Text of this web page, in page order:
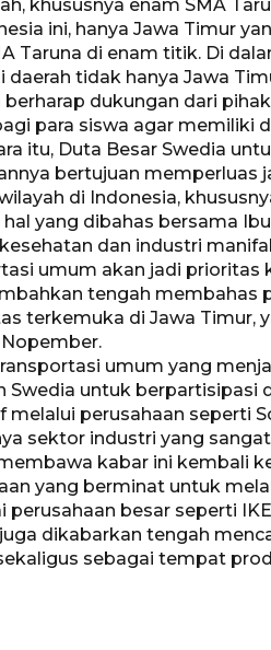
khususnya enam SMA
ini, hanya Jawa Timur
Taruna di enam titik. Di
daerah tidak hanya Jawa
berharap dukungan dari
para siswa agar memiliki
itu, Duta Besar Swedia
bertujuan memperluas
di Indonesia,
yang dibahas bersama
dan industri
umum akan jadi prioritas
tengah membahas
terkemuka di Jawa Timur,
umum yang
Swedia untuk
perusahaan seperti
sektor industri yang
kabar ini kembali
yang berminat untuk
perusahaan besar seperti
dikabarkan tengah
sebagai tempat